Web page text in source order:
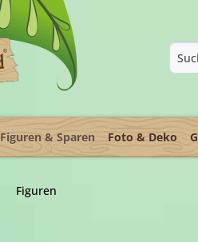
Figuren & Sparen Foto & Deko
Figuren